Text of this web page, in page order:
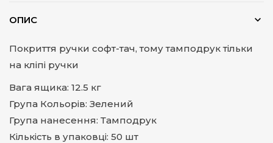
ОПИС
Покриття ручки софт-тач, тому тамподрук тільки
на кліпі ручки
Вага ящика: 12.5 кг
Група Кольорів: Зелений
Група нанесення: Тамподрук
Кількість в упаковці: 50 шт